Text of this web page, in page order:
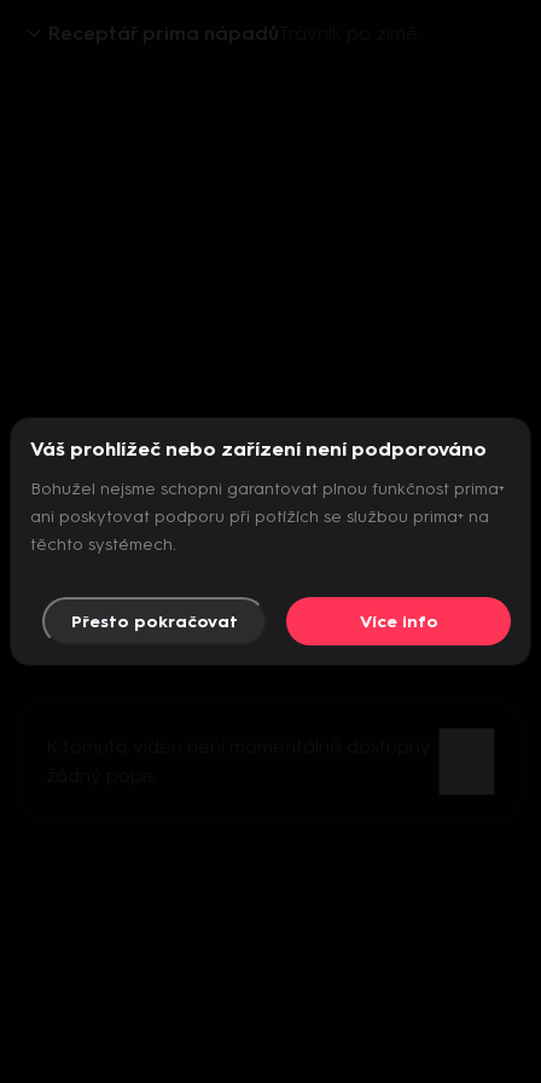
Receptář prima nápadů
Nepodařilo se inicializovat přehrávač
Váš prohlížeč nebo zařízení není podporováno
Bohužel nejsme schopni garantovat plnou funkčnost prima+
ani poskytovat podporu při potížích se službou prima+ na
těchto systémech.
Přesto pokračovat Více info